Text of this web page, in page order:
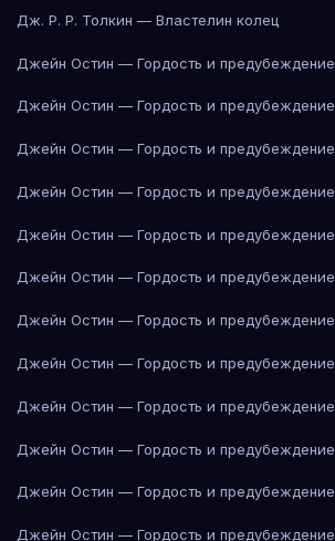
Дж. Р. Р. Толкин — Властелин колец
Джейн Остин — Гордость и предубеждение
Джейн Остин — Гордость и предубеждение
Джейн Остин — Гордость и предубеждение
Джейн Остин — Гордость и предубеждение
Джейн Остин — Гордость и предубеждение
Джейн Остин — Гордость и предубеждение
Джейн Остин — Гордость и предубеждение
Джейн Остин — Гордость и предубеждение
Джейн Остин — Гордость и предубеждение
Джейн Остин — Гордость и предубеждение
Джейн Остин — Гордость и предубеждение
Джейн Остин — Гордость и предубеждение